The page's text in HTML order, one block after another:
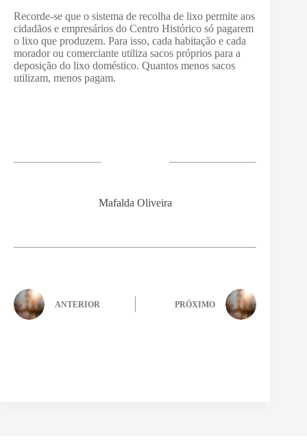
Recorde-se que o sistema de recolha de lixo permite aos
cidadãos e empresários do Centro Histórico só pagarem
o lixo que produzem. Para isso, cada habitação e cada
morador ou comerciante utiliza sacos próprios para a
deposição do lixo doméstico. Quantos menos sacos
utilizam, menos pagam.
Mafalda Oliveira
ANTERIOR PRÓXIMO